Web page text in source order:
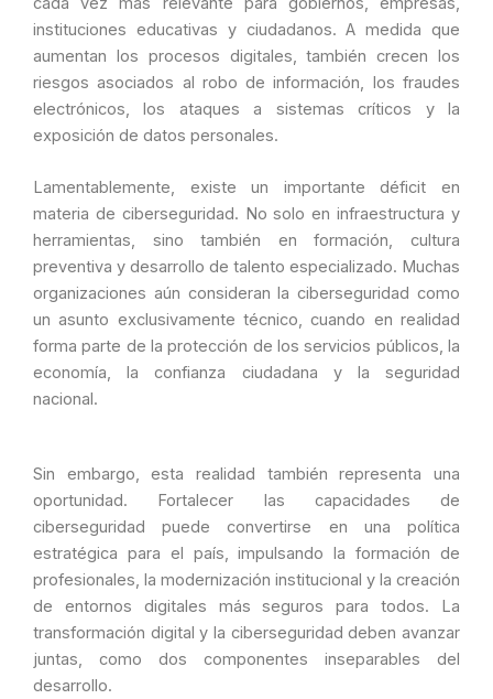
instituciones educativas y ciudadanos. A medida que
aumentan los procesos digitales, también crecen los
riesgos asociados al robo de información, los fraudes
electrónicos, los ataques a sistemas críticos y la
exposición de datos personales.
Lamentablemente, existe un importante déficit en
materia de ciberseguridad. No solo en infraestructura y
herramientas, sino también en formación, cultura
preventiva y desarrollo de talento especializado. Muchas
organizaciones aún consideran la ciberseguridad como
un asunto exclusivamente técnico, cuando en realidad
forma parte de la protección de los servicios públicos, la
economía, la confianza ciudadana y la seguridad
nacional.
Sin embargo, esta realidad también representa una
oportunidad. Fortalecer las capacidades de
ciberseguridad puede convertirse en una política
estratégica para el país, impulsando la formación de
profesionales, la modernización institucional y la creación
de entornos digitales más seguros para todos. La
transformación digital y la ciberseguridad deben avanzar
juntas, como dos componentes inseparables del
desarrollo.